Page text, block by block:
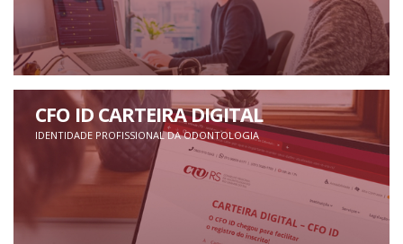
CFO ID CARTEIRA DIGITAL
IDENTIDADE PROFISSIONAL DA ODONTOLOGIA